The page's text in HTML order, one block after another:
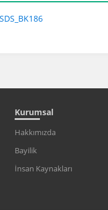
Kurumsal
Hakkımızda
Bayilik
İnsan Kaynakları